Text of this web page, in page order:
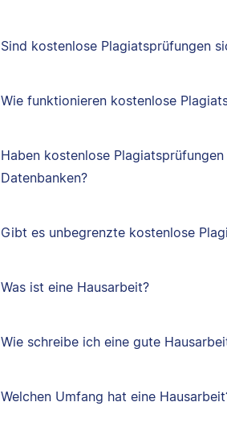
Sind kostenlose Plagiatsprüfungen
Wie funktionieren kostenlose
Haben kostenlose
Datenbanken?
Gibt es unbegrenzte kostenlose
Was ist eine Hausarbeit?
Wie schreibe ich eine gute
Welchen Umfang hat eine